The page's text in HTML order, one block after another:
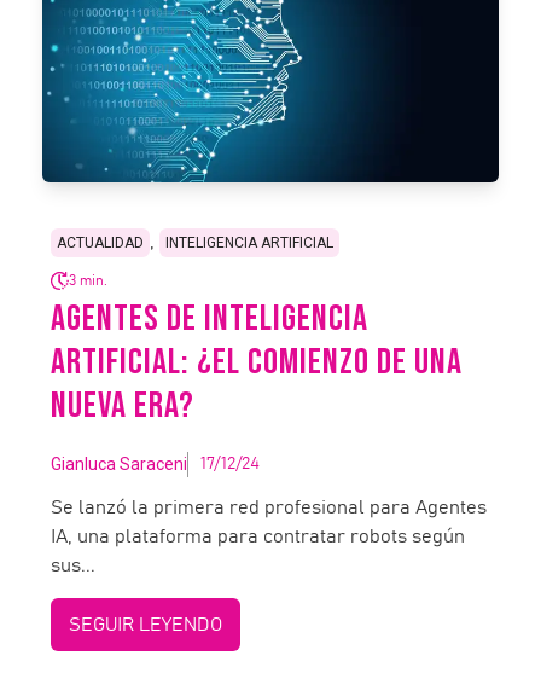
ACTUALIDAD INTELIGENCIA ARTIFICIAL
3 min.
AGENTES DE INTELIGENCIA
ARTIFICIAL: ¿EL COMIENZO DE UNA
NUEVA ERA?
Gianluca Saraceni 17/12/24
Se lanzó la primera red profesional para Agentes
IA, una plataforma para contratar robots según
sus...
SEGUIR LEYENDO